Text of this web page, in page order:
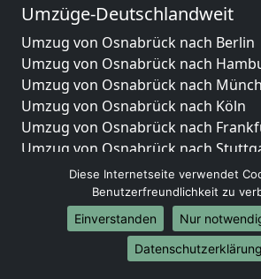
Umzüge-Deutschlandweit
Umzug von Osnabrück nach Berlin
Umzug von Osnabrück nach
Umzug von Osnabrück nach
Umzug von Osnabrück nach Köln
Umzug von Osnabrück nach
Umzug von Osnabrück nach
Umzug von Osnabrück nach
Umzug von Osnabrück nach
Umzug von Osnabrück nach
Umzug von Osnabrück nach Essen
Umzug von Osnabrück nach Bremen
Diese Internetseite verwendet
Benutzerfreundlichkeit zu
Einverstanden
Nur
Datenschutzerklärung